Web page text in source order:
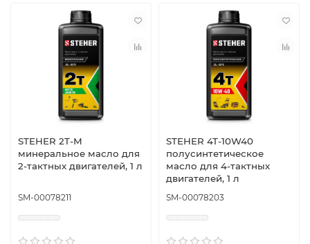
STEHER 2T-M
минеральное масло для
2-тактных двигателей, 1 л
SM-00078211
STEHER 4Т-10W40
полусинтетическое
масло для 4-тактных
двигателей, 1 л
SM-00078203